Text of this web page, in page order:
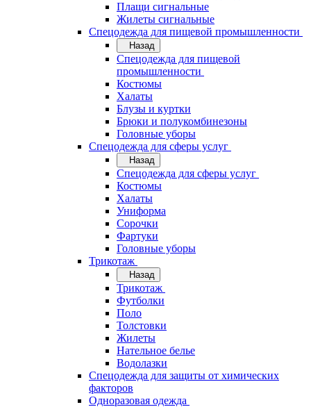
Плащи сигнальные
Жилеты сигнальные
Спецодежда для пищевой промышленности
Назад
Спецодежда для пищевой
промышленности
Костюмы
Халаты
Блузы и куртки
Брюки и полукомбинезоны
Головные уборы
Спецодежда для сферы услуг
Назад
Спецодежда для сферы услуг
Костюмы
Халаты
Униформа
Сорочки
Фартуки
Головные уборы
Трикотаж
Назад
Трикотаж
Футболки
Поло
Толстовки
Жилеты
Нательное белье
Водолазки
Спецодежда для защиты от химических
факторов
Одноразовая одежда